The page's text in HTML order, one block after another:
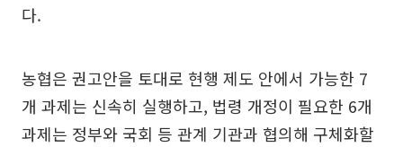
다.
농협은 권고안을 토대로 현행 제도 안에서 가능한 7
개 과제는 신속히 실행하고, 법령 개정이 필요한 6개
과제는 정부와 국회 등 관계 기관과 협의해 구체화할